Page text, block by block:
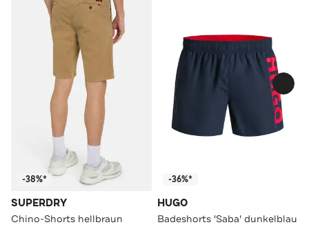
-38%*
SUPERDRY
Chino-Shorts hellbraun
-36%*
HUGO
Badeshorts 'Saba' dunkelblau